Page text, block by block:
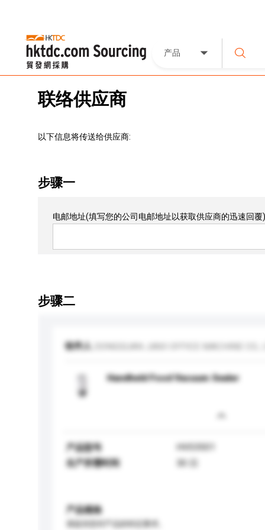
产品
联络供应商
以下信息将传送给供应商:
步骤一
电邮地址(填写您的公司电邮地址以获取供应商的迅速回覆)
步骤二
收件人
Handheld Food Vacuum Sealer
产品型号
HVS3501
生产所需时间
30 日
产品规格